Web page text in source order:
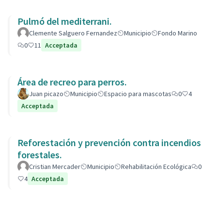
Pulmó del mediterrani.
Clemente Salguero Fernandez Municipio
Fondo Marino
0
11 Acceptada
Área de recreo para perros.
Juan picazo Municipio Espacio para mascotas 0
4
Acceptada
Reforestación y prevención contra incendios
forestales.
Cristian Mercader Municipio Rehabilitación Ecológica
0
4 Acceptada